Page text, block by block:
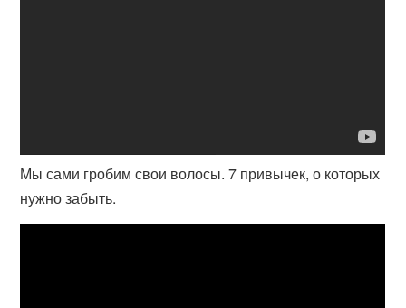
Мы сами гробим свои волосы. 7 привычек, о которых
нужно забыть.